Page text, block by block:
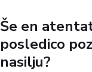
Še en
posledico
nasilju?